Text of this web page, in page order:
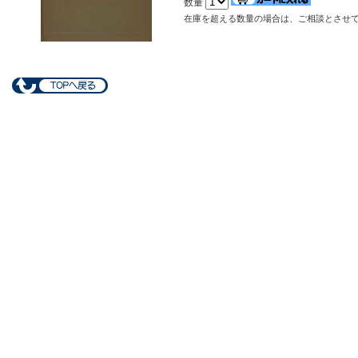
数量
在庫を超える数量の場合は、ご相談とさせ